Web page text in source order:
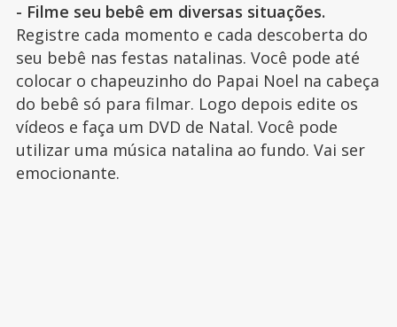
- Filme seu bebê em diversas situações.
Registre cada momento e cada descoberta do
seu bebê nas festas natalinas. Você pode até
colocar o chapeuzinho do Papai Noel na cabeça
do bebê só para filmar. Logo depois edite os
vídeos e faça um DVD de Natal. Você pode
utilizar uma música natalina ao fundo. Vai ser
emocionante.